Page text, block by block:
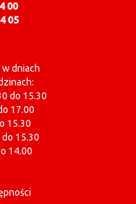
00
05
dniach
do 15.30
17.00
15.30
15.30
14.00